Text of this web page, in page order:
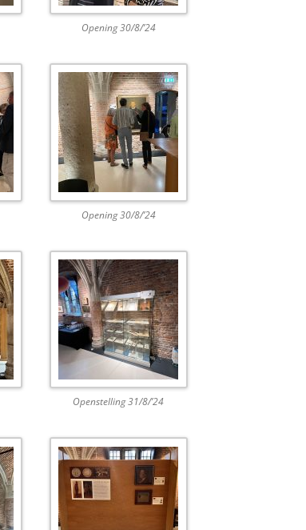
Opening 30/8/’24
Opening 30/8/’24
Openstelling 31/8/’24